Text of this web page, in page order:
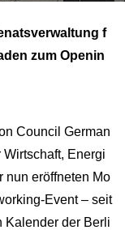
f
zum Openin
Council German
Energi
nun eröffneten Mo
Event – seit
Kalender der Berli